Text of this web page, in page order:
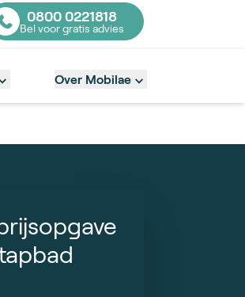
number
0800 0221818
Bel voor gratis advies
Over Mobilae